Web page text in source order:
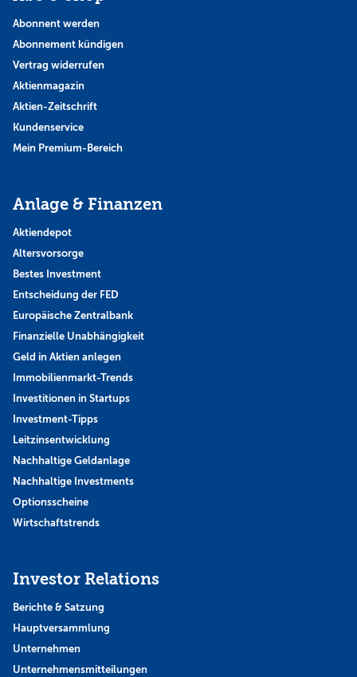
Abonnent werden
Abonnement kündigen
Vertrag widerrufen
Aktienmagazin
Aktien-Zeitschrift
Kundenservice
Mein Premium-Bereich
Anlage & Finanzen
Aktiendepot
Altersvorsorge
Bestes Investment
Entscheidung der FED
Europäische Zentralbank
Finanzielle Unabhängigkeit
Geld in Aktien anlegen
Immobilienmarkt-Trends
Investitionen in Startups
Investment-Tipps
Leitzinsentwicklung
Nachhaltige Geldanlage
Nachhaltige Investments
Optionsscheine
Wirtschaftstrends
Investor Relations
Berichte & Satzung
Hauptversammlung
Unternehmen
Unternehmensmitteilungen